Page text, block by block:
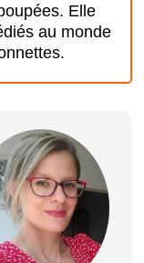
Elle
au monde